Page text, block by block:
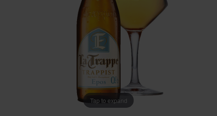
Tap to expand